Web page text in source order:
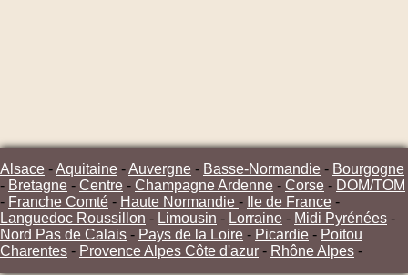
Alsace -Aquitaine -Auvergne - Basse-Normandie - Bourgogne
- Bretagne - Centre - Champagne Ardenne - Corse - DOM/TOM
- Franche Comté - Haute Normandie - Ile de France -
Languedoc Roussillon - Limousin - Lorraine - Midi Pyrénées -
Nord Pas de Calais - Pays de la Loire - Picardie - Poitou
Charentes - Provence Alpes Côte d'azur - Rhône Alpes -